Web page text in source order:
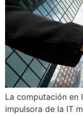
La computación en
impulsora de la IT